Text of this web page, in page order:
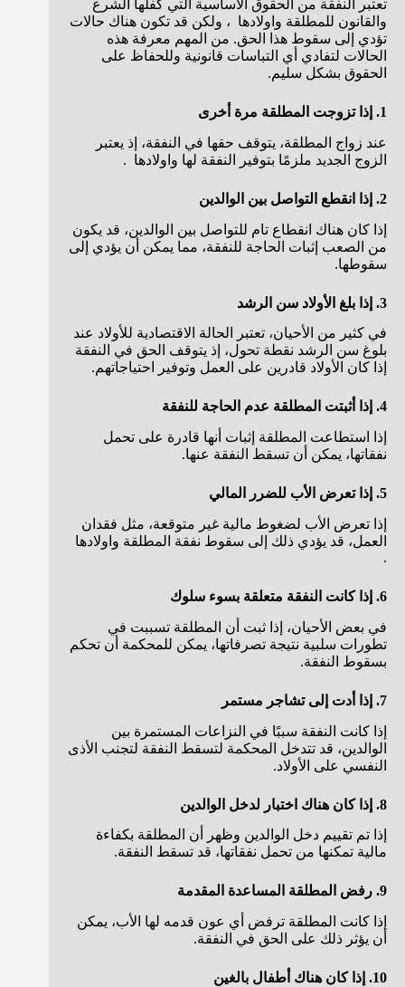
تعتبر النفقة من الحقوق الأساسية التي كفلها الشرع
والقانون للمطلقة واولادها ، ولكن قد تكون هناك حالات
تؤدي إلى سقوط هذا الحق. من المهم معرفة هذه
الحالات لتفادي أي التباسات قانونية وللحفاظ على
الحقوق بشكل سليم.
1. إذا تزوجت المطلقة مرة أخرى
عند زواج المطلقة، يتوقف حقها في النفقة، إذ يعتبر
الزوج الجديد ملزمًا بتوفير النفقة لها واولادها .
2. إذا انقطع التواصل بين الوالدين
إذا كان هناك انقطاع تام للتواصل بين الوالدين، قد يكون
من الصعب إثبات الحاجة للنفقة، مما يمكن أن يؤدي إلى
سقوطها.
3. إذا بلغ الأولاد سن الرشد
في كثير من الأحيان، تعتبر الحالة الاقتصادية للأولاد عند
بلوغ سن الرشد نقطة تحول، إذ يتوقف الحق في النفقة
إذا كان الأولاد قادرين على العمل وتوفير احتياجاتهم.
4. إذا أثبتت المطلقة عدم الحاجة للنفقة
إذا استطاعت المطلقة إثبات أنها قادرة على تحمل
نفقاتها، يمكن أن تسقط النفقة عنها.
5. إذا تعرض الأب للضرر المالي
إذا تعرض الأب لضغوط مالية غير متوقعة، مثل فقدان
العمل، قد يؤدي ذلك إلى سقوط نفقة المطلقة واولادها
.
6. إذا كانت النفقة متعلقة بسوء سلوك
في بعض الأحيان، إذا ثبت أن المطلقة تسببت في
تطورات سلبية نتيجة تصرفاتها، يمكن للمحكمة أن تحكم
بسقوط النفقة.
7. إذا أدت إلى تشاجر مستمر
إذا كانت النفقة سببًا في النزاعات المستمرة بين
الوالدين، قد تتدخل المحكمة لتسقط النفقة لتجنب الأذى
النفسي على الأولاد.
8. إذا كان هناك اختبار لدخل الوالدين
إذا تم تقييم دخل الوالدين وظهر أن المطلقة بكفاءة
مالية تمكنها من تحمل نفقاتها، قد تسقط النفقة.
9. رفض المطلقة المساعدة المقدمة
إذا كانت المطلقة ترفض أي عون قدمه لها الأب، يمكن
أن يؤثر ذلك على الحق في النفقة.
10. إذا كان هناك أطفال بالغين